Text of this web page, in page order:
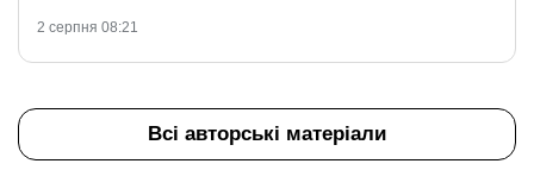
2 серпня 08:21
Всі авторські матеріали